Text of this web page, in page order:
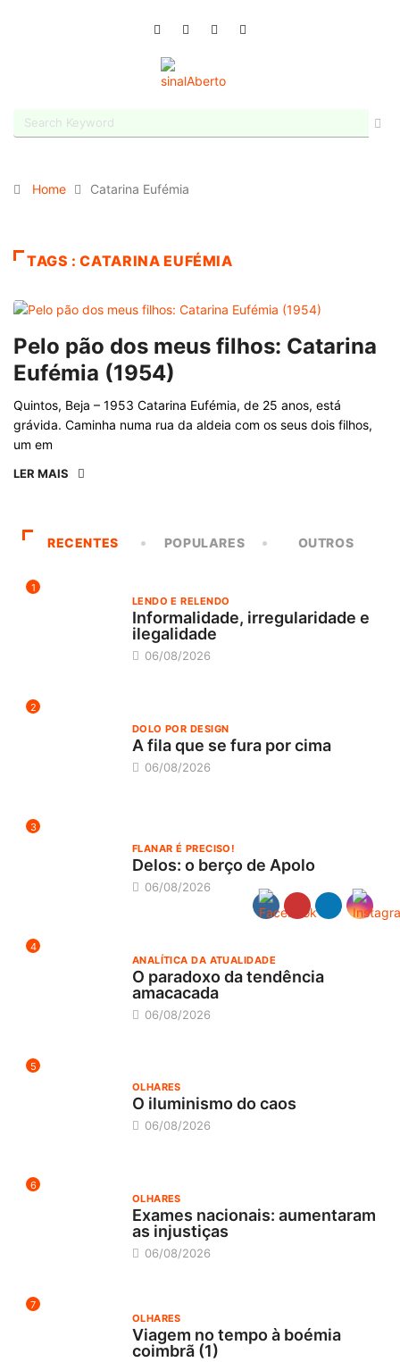
Home Catarina Eufémia
TAGS : CATARINA EUFÉMIA
Pelo pão dos meus filhos: Catarina
Eufémia (1954)
Quintos, Beja – 1953 Catarina Eufémia, de 25 anos, está
grávida. Caminha numa rua da aldeia com os seus dois filhos,
um em
LER MAIS
RECENTES POPULARES OUTROS
1
LENDO E RELENDO
Informalidade, irregularidade e
ilegalidade
06/08/2026
2
DOLO POR DESIGN
A fila que se fura por cima
06/08/2026
3
FLANAR É PRECISO!
Delos: o berço de Apolo
06/08/2026
4
ANALÍTICA DA ATUALIDADE
O paradoxo da tendência
amacacada
06/08/2026
5
OLHARES
O iluminismo do caos
06/08/2026
6
OLHARES
Exames nacionais: aumentaram
as injustiças
06/08/2026
7
OLHARES
Viagem no tempo à boémia
coimbrã (1)